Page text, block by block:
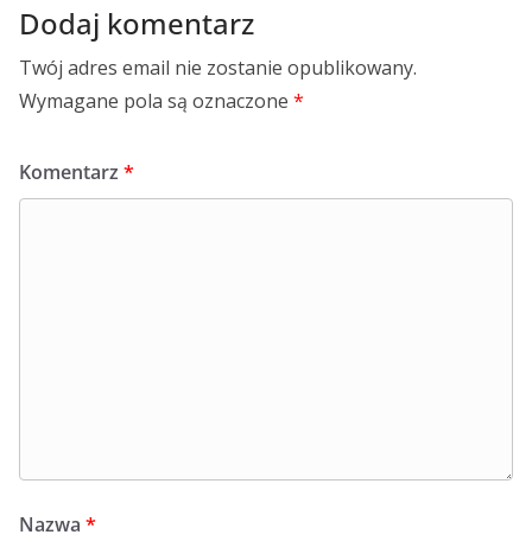
Dodaj komentarz
Twój adres email nie zostanie opublikowany.
Wymagane pola są oznaczone *
Komentarz *
Nazwa *